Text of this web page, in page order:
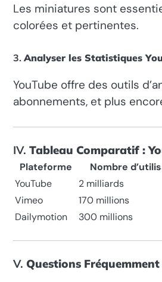
Les miniatures sont
colorées et pertinentes.
3.Analyser les Statistiques
YouTube offre des outils
abonnements, et plus
IV. Tableau Comparatif :
Plateforme Nombre
YouTube
2 milliards
Vimeo
170 millions
Dailymotion
300 millions
V. Questions Fréquemment